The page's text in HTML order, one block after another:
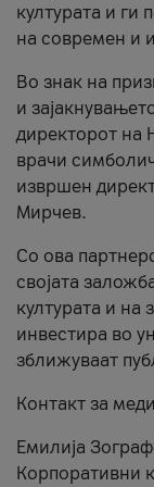
културата и ги
на современ и
Во знак на
и
директорот на
врачи
извршен
Мирчев.
Со ова
својата
културата и на
инвестира во
зближуваат
Контакт за
Емилија
Корпоративни